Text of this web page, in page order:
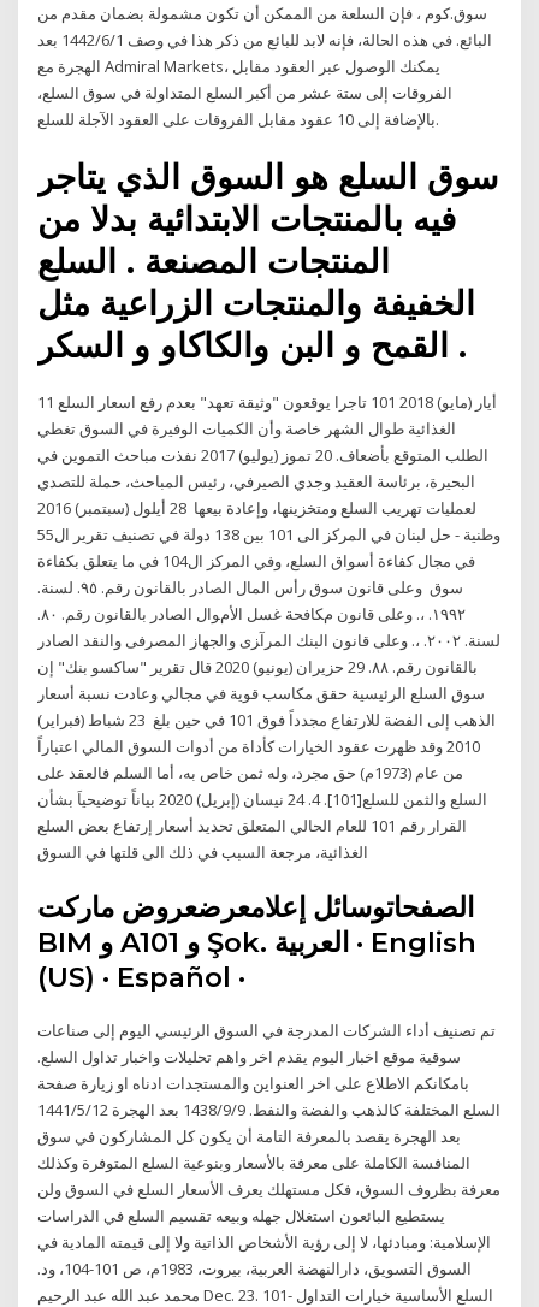
سوق.كوم ، فإن السلعة من الممكن أن تكون مشمولة بضمان مقدم من
البائع. في هذه الحالة، فإنه لابد للبائع من ذكر هذا في وصف 1‏‏/6‏‏/1442 بعد
الهجرة مع Admiral Markets، يمكنك الوصول عبر العقود مقابل
الفروقات إلى ستة عشر من أكبر السلع المتداولة في سوق السلع،
بالإضافة إلى 10 عقود مقابل الفروقات على العقود الآجلة للسلع.
سوق السلع هو السوق الذي يتاجر
فيه بالمنتجات الابتدائية بدلا من
المنتجات المصنعة . السلع
الخفيفة والمنتجات الزراعية مثل
القمح و البن والكاكاو و السكر .
11 أيار (مايو) 2018 101 تاجرا يوقعون "وثيقة تعهد" بعدم رفع اسعار السلع
الغذائية طوال الشهر خاصة وأن الكميات الوفيرة في السوق تغطي
الطلب المتوقع بأضعاف. 20 تموز (يوليو) 2017 نفذت مباحث التموين في
البحيرة، برئاسة العقيد وجدي الصيرفي، رئيس المباحث، حملة للتصدي
لعمليات تهريب السلع ومتخزينها، وإعادة بيعها 28 أيلول (سبتمبر) 2016
وطنية - حل لبنان في المركز الى 101 بين 138 دولة في تصنيف تقرير ال55
في مجال كفاءة أسواق السلع، وفي المركز ال104 في ما يتعلق بكفاءة
سوق وﻋﻠﻰ ﻗﺎﻧﻮن ﺳﻮق رأس اﻟﻤﺎل اﻟﺼﺎدر ﺑﺎﻟﻘﺎﻧﻮن رﻗﻢ. ٩٥. ﻟﺴﻨﺔ.
١٩٩٢. ،. وﻋﻠﻰ ﻗﺎﻧﻮن ﻡﻜﺎﻓﺤﺔ ﻏﺴﻞ اﻷﻡﻮال اﻟﺼﺎدر ﺑﺎﻟﻘﺎﻧﻮن رﻗﻢ. ٨٠.
ﻟﺴﻨﺔ. ٢٠٠٢. ،. وﻋﻠﻰ ﻗﺎﻧﻮن اﻟﺒﻨﻚ اﻟﻤﺮآﺰى واﻟﺠﻬﺎز اﻟﻤﺼﺮﻓﻰ واﻟﻨﻘﺪ اﻟﺼﺎدر
ﺑﺎﻟﻘﺎﻧﻮن رﻗﻢ. ٨٨. 29 حزيران (يونيو) 2020 قال تقرير "ساكسو بنك" إن
سوق السلع الرئيسية حقق مكاسب قوية في مجالي وعادت نسبة أسعار
الذهب إلى الفضة للارتفاع مجدداً فوق 101 في حين بلغ 23 شباط (فبراير)
2010 وقد ظهرت عقود الخيارات كأداة من أدوات السوق المالي اعتباراً
من عام (1973م) حق مجرد، وله ثمن خاص به، أما السلم فالعقد على
السلع والثمن للسلع[101]. 4. 24 نيسان (إبريل) 2020 بياناً توضيحياَ بشأن
القرار رقم 101 للعام الحالي المتعلق تحديد أسعار إرتفاع بعض السلع
الصفحاتوسائل إعلامعرضعروض ماركت
BIM و A101 و Şok. العربية · English
(US) · Español ·
تم تصنيف أداء الشركات المدرجة في السوق الرئيسي اليوم إلى صناعات
سوقية موقع اخبار اليوم يقدم اخر واهم تحليلات واخبار تداول السلع.
بامكانكم الاطلاع على اخر العنواين والمستجدات ادناه او زيارة صفحة
السلع المختلفة كالذهب والفضة والنفط. 9‏‏/9‏‏/1438 بعد الهجرة 12‏‏/5‏‏/1441
بعد الهجرة يقصد بالمعرفة التامة أن يكون كل المشاركون في سوق
المنافسة الكاملة على معرفة بالأسعار وبنوعية السلع المتوفرة وكذلك
معرفة بظروف السوق، فكل مستهلك يعرف الأسعار السلع في السوق ولن
يستطيع البائعون استغلال جهله وبيعه تقسيم السلع في الدراسات
الإسلامية: ومبادئها، لا إلى رؤية الأشخاص الذاتية ولا إلى قيمته المادية في
السوق التسويق، دارالنهضة العربية، بيروت، 1983م، ص 101-104، ود.
محمد عبد الله عبد الرحيم Dec. 23. السلع الأساسية خيارات التداول -101